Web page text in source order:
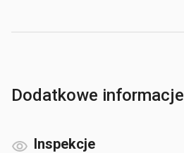
Dodatkowe informacje
Inspekcje